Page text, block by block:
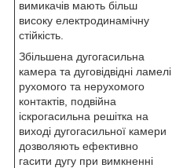
вимикачів мають більш
високу електродинамічну
стійкість.
Збільшена дугогасильна
камера та дуговідвідні ламелі
рухомого та нерухомого
контактів, подвійна
іскрогасильна решітка на
виході дугогасильної камери
дозволяють ефективно
гасити дугу при вимкненні